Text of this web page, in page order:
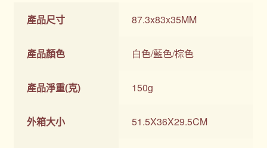
產品尺寸 87.3x83x35MM
產品顏色 白色/藍色/棕色
產品淨重(克) 150g
外箱大小 51.5X36X29.5CM